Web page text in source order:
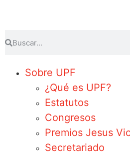
Sobre UPF
¿Qué es UPF?
Estatutos
Congresos
Premios Jesus
Secretariado